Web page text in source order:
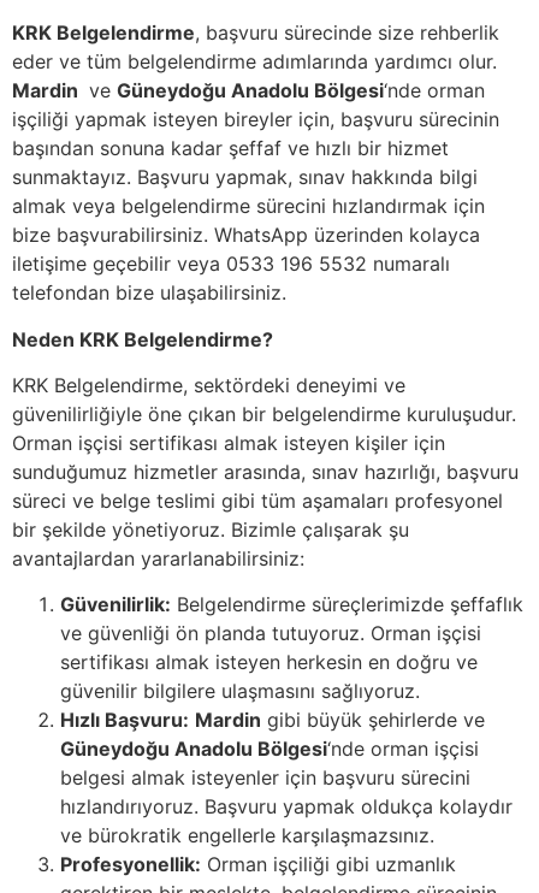
KRK Belgelendirme, başvuru sürecinde size rehberlik
eder ve tüm belgelendirme adımlarında yardımcı olur.
Mardin ve Güneydoğu Anadolu Bölgesi‘nde orman
işçiliği yapmak isteyen bireyler için, başvuru sürecinin
başından sonuna kadar şeffaf ve hızlı bir hizmet
sunmaktayız. Başvuru yapmak, sınav hakkında bilgi
almak veya belgelendirme sürecini hızlandırmak için
bize başvurabilirsiniz. WhatsApp üzerinden kolayca
iletişime geçebilir veya 0533 196 5532 numaralı
telefondan bize ulaşabilirsiniz.
Neden KRK Belgelendirme?
KRK Belgelendirme, sektördeki deneyimi ve
güvenilirliğiyle öne çıkan bir belgelendirme kuruluşudur.
Orman işçisi sertifikası almak isteyen kişiler için
sunduğumuz hizmetler arasında, sınav hazırlığı, başvuru
süreci ve belge teslimi gibi tüm aşamaları profesyonel
bir şekilde yönetiyoruz. Bizimle çalışarak şu
avantajlardan yararlanabilirsiniz:
Güvenilirlik: Belgelendirme süreçlerimizde şeffaflık
ve güvenliği ön planda tutuyoruz. Orman işçisi
sertifikası almak isteyen herkesin en doğru ve
güvenilir bilgilere ulaşmasını sağlıyoruz.
Hızlı Başvuru: Mardin gibi büyük şehirlerde ve
Güneydoğu Anadolu Bölgesi‘nde orman işçisi
belgesi almak isteyenler için başvuru sürecini
hızlandırıyoruz. Başvuru yapmak oldukça kolaydır
ve bürokratik engellerle karşılaşmazsınız.
Profesyonellik: Orman işçiliği gibi uzmanlık